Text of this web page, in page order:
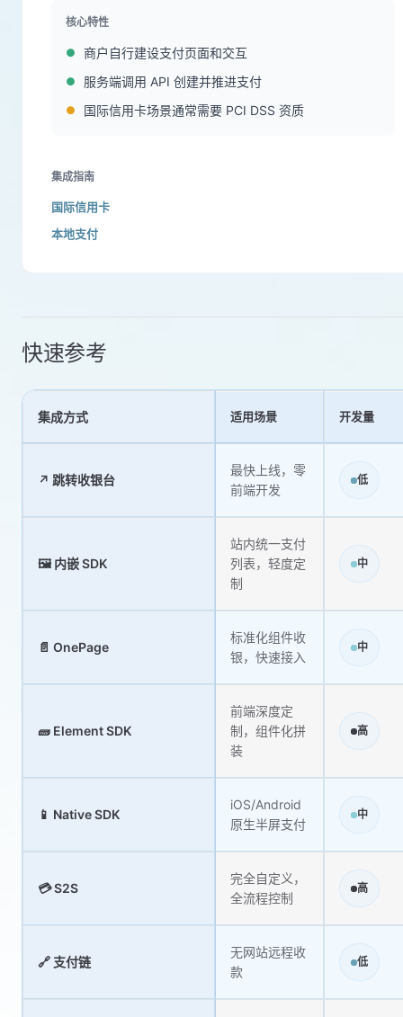
核心特性
商户自行建设支付页面和交互
服务端调用 API 创建并推进支付
国际信用卡场景通常需要 PCI DSS 资质
集成指南
国际信用卡
本地支付
快速参考
集成方式 适用场景 开发量
↗️ 跳转收银台
最快上线，零
前端开发
低
🖼️ 内嵌 SDK
站内统一支付
列表，轻度定
制
中
📄 OnePage
标准化组件收
银，快速接入
中
🧱 Element SDK
前端深度定
制，组件化拼
装
高
📱 Native SDK
iOS/Android
原生半屏支付
中
💳 S2S
完全自定义，
全流程控制
高
🔗 支付链
无网站远程收
款
低